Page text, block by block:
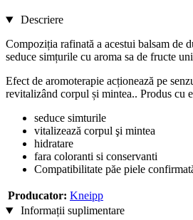
Descriere
Compoziția rafinată a acestui balsam de
seduce simțurile cu aroma sa de fructe
Efect de aromoterapie acționează pe
revitalizând corpul și mintea.. Produs cu
seduce simturile
vitalizează corpul şi mintea
hidratare
fara coloranti si conservanti
Compatibilitate păe piele
Producator: Kneipp
Informații suplimentare